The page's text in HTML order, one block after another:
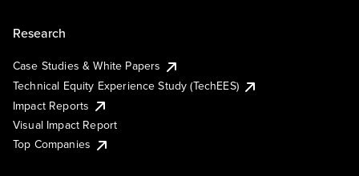
Research
Case Studies & White Papers
Technical Equity Experience Study (TechEES)
Impact Reports
Visual Impact Report
Top Companies